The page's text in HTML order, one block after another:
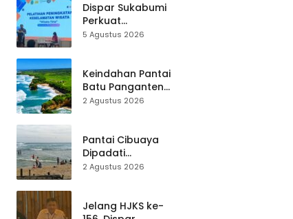
Dispar Sukabumi
Perkuat
Keselamatan
Mitigasi hingga
Teknik Evakuasi
5 Agustus 2026
Keindahan Pantai
Batu Panganten
Mulai Dilirik
2 Agustus 2026
Pantai Cibuaya
Dipadati
Wisatawan,
Waspada
2 Agustus 2026
Jelang HJKS ke-